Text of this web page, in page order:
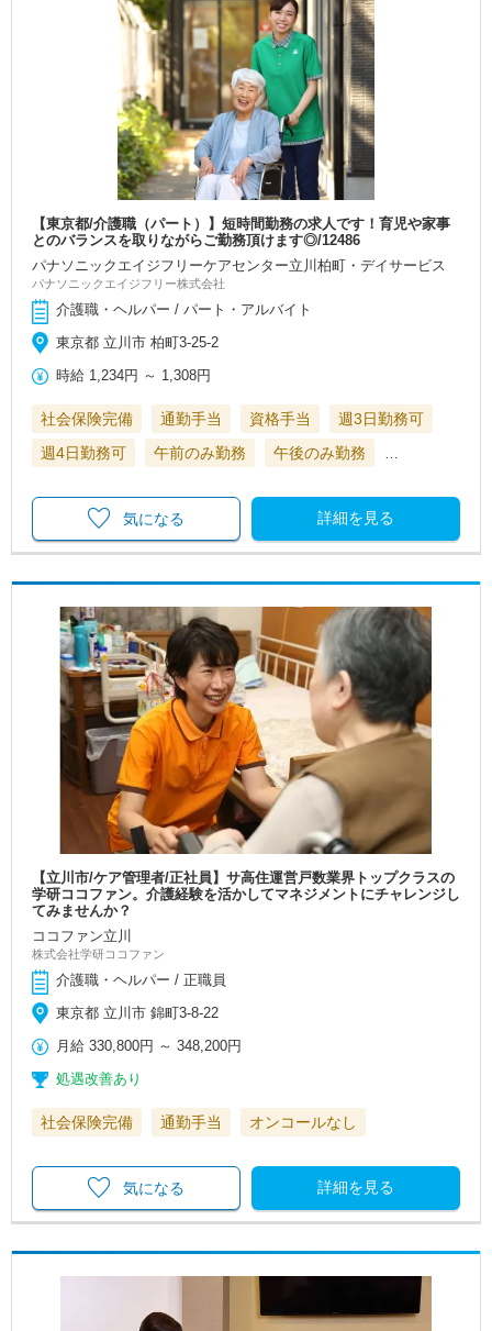
【東京都/介護職（パート）】短時間勤務の求人です！育児や家事
とのバランスを取りながらご勤務頂けます◎/12486
パナソニックエイジフリーケアセンター立川柏町・デイサービス
パナソニックエイジフリー株式会社
介護職・ヘルパー / パート・アルバイト
東京都 立川市 柏町3-25-2
時給 1,234円 ～ 1,308円
社会保険完備 通勤手当 資格手当
週3日勤務可
週4日勤務可
午前のみ勤務 午後のみ勤務
詳細を見る
気になる
【立川市/ケア管理者/正社員】サ高住運営戸数業界トップクラスの
学研ココファン。介護経験を活かしてマネジメントにチャレンジし
てみませんか？
ココファン立川
株式会社学研ココファン
介護職・ヘルパー / 正職員
東京都 立川市 錦町3-8-22
月給 330,800円 ～348,200円
処遇改善あり
社会保険完備 通勤手当 オンコールなし
詳細を見る
気になる